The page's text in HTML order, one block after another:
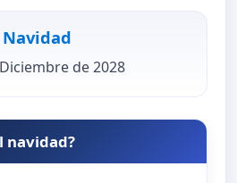
Navidad
de 2028
navidad?